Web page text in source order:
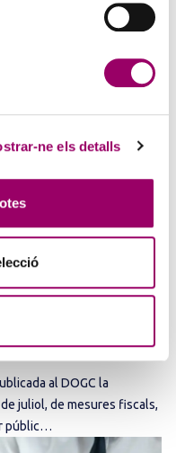
ne els detalls
decret 390/2021.
EN SECTORS
al DOGC la
juliol, de mesures fiscals,
públic…